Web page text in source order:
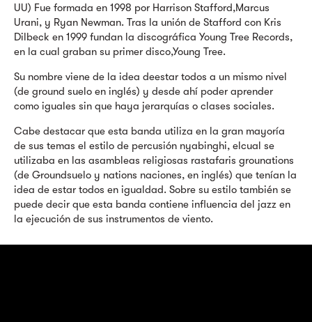
UU) Fue formada en 1998 por Harrison Stafford,Marcus
Urani, y Ryan Newman. Tras la unión de Stafford con Kris
Dilbeck en 1999 fundan la discográfica Young Tree Records,
en la cual graban su primer disco,Young Tree.
Su nombre viene de la idea deestar todos a un mismo nivel
(de ground suelo en inglés) y desde ahí poder aprender
como iguales sin que haya jerarquías o clases sociales.
Cabe destacar que esta banda utiliza en la gran mayoría
de sus temas el estilo de percusión nyabinghi, elcual se
utilizaba en las asambleas religiosas rastafaris grounations
(de Groundsuelo y nations naciones, en inglés) que tenían la
idea de estar todos en igualdad. Sobre su estilo también se
puede decir que esta banda contiene influencia del jazz en
la ejecución de sus instrumentos de viento.